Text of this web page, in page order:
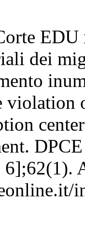
dei